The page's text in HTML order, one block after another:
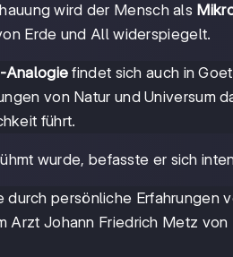
wird der Mensch als
Erde und All widerspiegelt.
Analogie findet sich auch in
von Natur und Universum
führt.
wurde, befasste er sich
persönliche Erfahrungen
Arzt Johann Friedrich Metz